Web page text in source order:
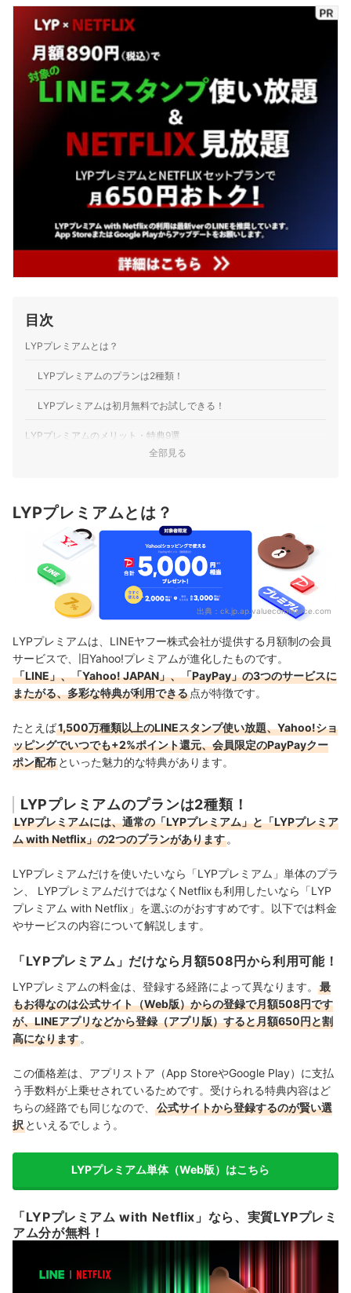
目次
LYPプレミアムとは？
LYPプレミアムのプランは2種類！
LYPプレミアムは初月無料でお試しできる！
LYPプレミアムのメリット・特典9選
【LINE特典②】LINEアルバムに動画＆オリジナル画質の写真を保
存し放題
【Yahoo!特典①】Yahoo!ショッピング・LOHACOでいつでもポイ
ント＋2%
【Yahoo!特典②】「プレミアムな日曜日」ならさらに高還元＆限定
クーポン配布
【Yahoo!特典③】Yahoo!トラベルの宿泊予約でいつでも5%ポイン
ト還元
【その他特典②】スマホのデータを容量無制限でバックアップ
契約前に知っておきたいLYPプレミアムのデメリット・注意点
年額プランがない（月額払いしか選択できない）
無料期間終了後は自動で有料会員になってしまう
特典を活用しないと月額料金が割高に感じる
旧Yahoo!プレミアムより無料期間が短い
Q. 5,000円相当の入会特典（PayPayポイント）はいつもらえます
か？
使えるって本当？
Q. 無料期間中に解約しても本当に料金はかかりませんか？
Q. 支払い方法は？
全部見る
LYPプレミアムとは？
出典： ck.jp.ap.valuecommerce.com
LYPプレミアムは、LINEヤフー株式会社が提供する月額制の会員
サービスで、旧Yahoo!プレミアムが進化したものです。
「LINE」、「Yahoo! JAPAN」、「PayPay」の3つのサービスに
またがる、多彩な特典が利用できる 点が特徴です。
たとえば1,500万種類以上のLINEスタンプ使い放題、Yahoo!ショ
ッピングでいつでも+2%ポイント還元、会員限定のPayPayクー
ポン配布 といった魅力的な特典があります。
LYPプレミアムのプランは2種類！
LYPプレミアムには、通常の「LYPプレミアム」と「LYPプレミア
ム with Netflix」の2つのプランがあります 。
LYPプレミアムだけを使いたいなら「LYPプレミアム」単体のプラ
ン、 LYPプレミアムだけではなくNetflixも利用したいなら「LYP
プレミアム with Netflix」を選ぶのがおすすめです。以下では料金
やサービスの内容について解説します。
「LYPプレミアム」だけなら月額508円から利用可能！
LYPプレミアムの料金は、登録する経路によって異なります。
最
もお得なのは公式サイト（Web版）からの登録で月額508円です
が、LINEアプリなどから登録（アプリ版）すると月額650円と割
高になります 。
この価格差は、アプリストア（App StoreやGoogle Play）に支払
う手数料が上乗せされているためです。受けられる特典内容はど
ちらの経路でも同じなので、
公式サイトから登録するのが賢い選
択 といえるでしょう。
LYPプレミアム単体（Web版）はこちら
「LYPプレミアム with Netflix」なら、実質LYPプレミ
アム分が無料！